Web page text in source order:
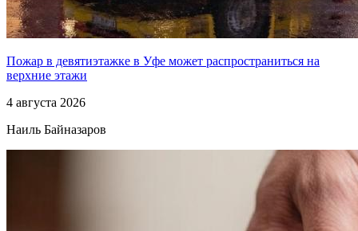
Пожар в девятиэтажке в Уфе может распространиться на
верхние этажи
4 августа 2026
Наиль Байназаров